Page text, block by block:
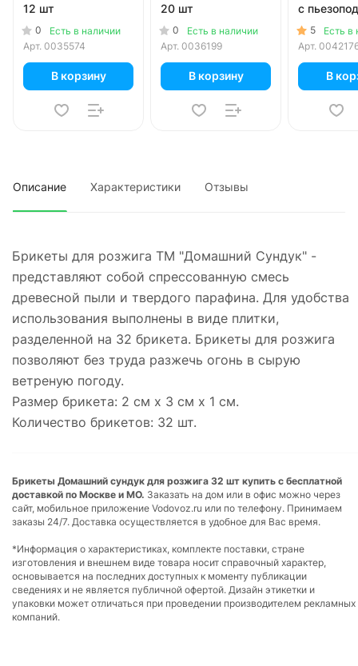
12 шт
0
Есть в наличии
Арт. 0035574
В корзину
20 шт
0
Есть в наличии
Арт. 0036199
В корзину
с
5
Есть в
Арт.
В
Описание Характеристики Отзывы
Брикеты для розжига ТМ "Домашний Сундук" -
представляют собой спрессованную смесь
древесной пыли и твердого парафина. Для удобства
использования выполнены в виде плитки,
разделенной на 32 брикета. Брикеты для розжига
позволяют без труда разжечь огонь в сырую
ветреную погоду.
Размер брикета: 2 см х 3 см х 1 см.
Количество брикетов: 32 шт.
Брикеты Домашний сундук для розжига 32 шт купить с бесплатной
доставкой по Москве и МО. Заказать на дом или в офис можно через
сайт, мобильное приложение Vodovoz.ru или по телефону. Принимаем
заказы 24/7. Доставка осуществляется в удобное для Вас время.
*Информация о характеристиках, комплекте поставки, стране
изготовления и внешнем виде товара носит справочный характер,
основывается на последних доступных к моменту публикации
сведениях и не является публичной офертой. Дизайн этикетки и
упаковки может отличаться при проведении производителем рекламных
компаний.